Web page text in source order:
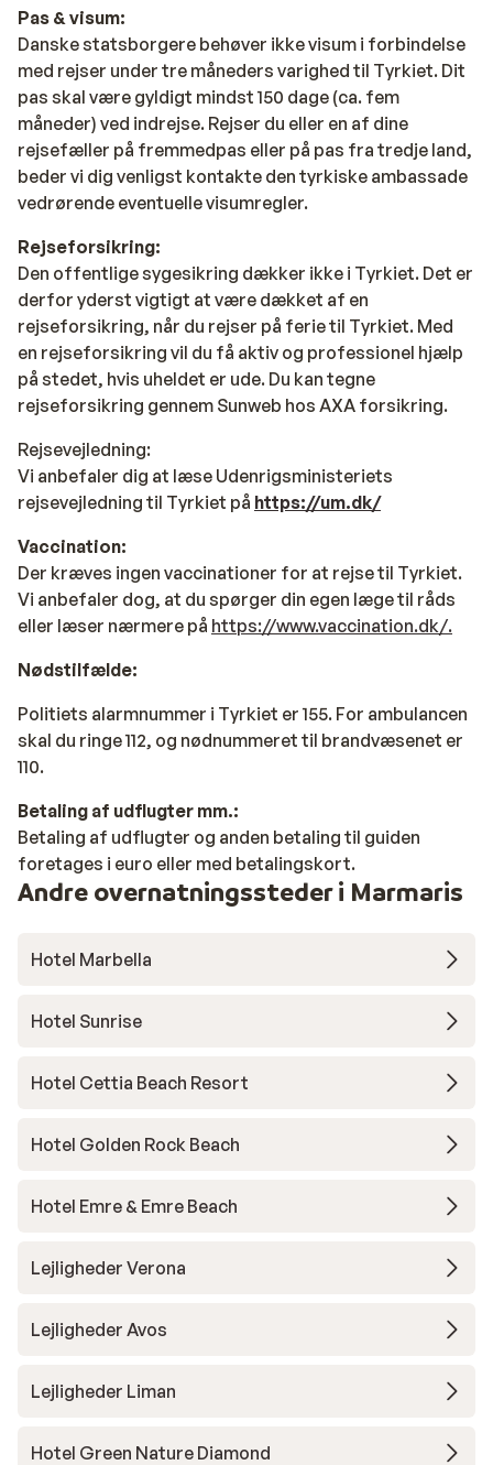
Pas & visum:
Danske statsborgere behøver ikke visum i forbindelse
med rejser under tre måneders varighed til Tyrkiet. Dit
pas skal være gyldigt mindst 150 dage (ca. fem
måneder) ved indrejse. Rejser du eller en af dine
rejsefæller på fremmedpas eller på pas fra tredje land,
beder vi dig venligst kontakte den tyrkiske ambassade
vedrørende eventuelle visumregler.
Rejseforsikring:
Den offentlige sygesikring dækker ikke i Tyrkiet. Det er
derfor yderst vigtigt at være dækket af en
rejseforsikring, når du rejser på ferie til Tyrkiet. Med
en rejseforsikring vil du få aktiv og professionel hjælp
på stedet, hvis uheldet er ude. Du kan tegne
rejseforsikring gennem Sunweb hos AXA forsikring.
Rejsevejledning:
Vi anbefaler dig at læse Udenrigsministeriets
rejsevejledning til Tyrkiet på https://um.dk/
Vaccination:
Der kræves ingen vaccinationer for at rejse til Tyrkiet.
Vi anbefaler dog, at du spørger din egen læge til råds
eller læser nærmere på https://www.vaccination.dk/.
Nødstilfælde:
Politiets alarmnummer i Tyrkiet er 155. For ambulancen
skal du ringe 112, og nødnummeret til brandvæsenet er
110.
Betaling af udflugter mm.:
Betaling af udflugter og anden betaling til guiden
foretages i euro eller med betalingskort.
Andre overnatningssteder i Marmaris
Hotel Marbella
Hotel Sunrise
Hotel Cettia Beach Resort
Hotel Golden Rock Beach
Hotel Emre & Emre Beach
Lejligheder Verona
Lejligheder Avos
Lejligheder Liman
Hotel Green Nature Diamond